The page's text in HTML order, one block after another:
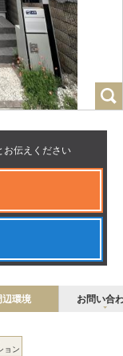
お伝えください
辺環境 お問い合
ョン